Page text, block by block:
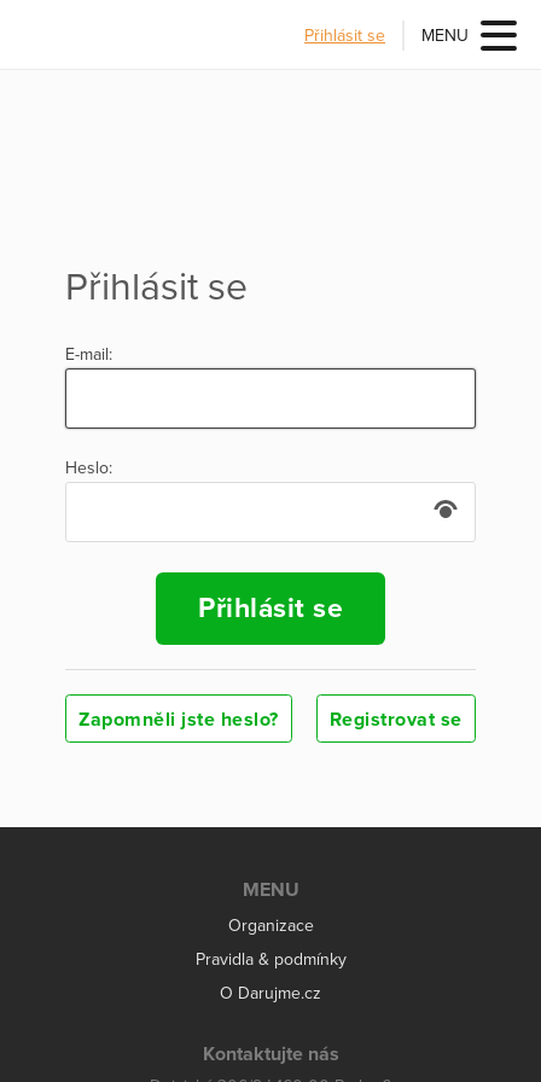
Přihlásit se MENU
Přihlásit se
E-mail:
Heslo:
Přihlásit se
Zapomněli jste heslo? Registrovat se
MENU
Organizace
Pravidla & podmínky
O Darujme.cz
Kontaktujte nás